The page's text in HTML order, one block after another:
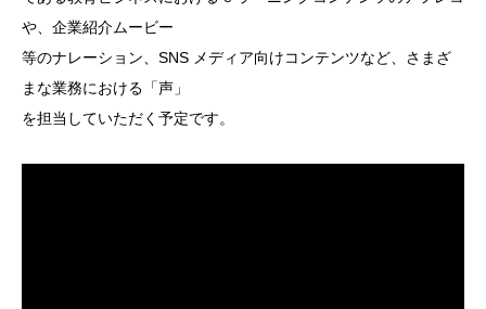
や、企業紹介ムービー
等のナレーション、SNS メディア向けコンテンツなど、さまざ
まな業務における「声」
を担当していただく予定です。